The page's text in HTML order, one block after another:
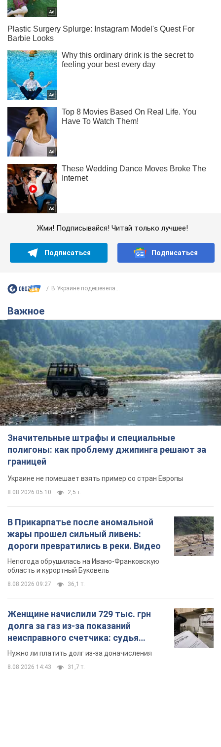
Жми! Подписывайся! Читай только лучшее!
Подписаться Подписаться
В Украине подешевела...
Важное
Значительные штрафы и специальные
полигоны: как проблему джипинга решают за
границей
Украине не помешает взять пример со стран Европы
8.08.2026 05:10 2,5 т.
В Прикарпатье после аномальной
жары прошел сильный ливень:
дороги превратились в реки. Видео
Непогода обрушилась на Ивано-Франковскую
область и курортный Буковель
8.08.2026 09:27 36,1 т.
Женщине начислили 729 тыс. грн
долга за газ из-за показаний
неисправного счетчика: судья
вынес неожиданное решение
Нужно ли платить долг из-за доначисления
8.08.2026 14:43 31,7 т.